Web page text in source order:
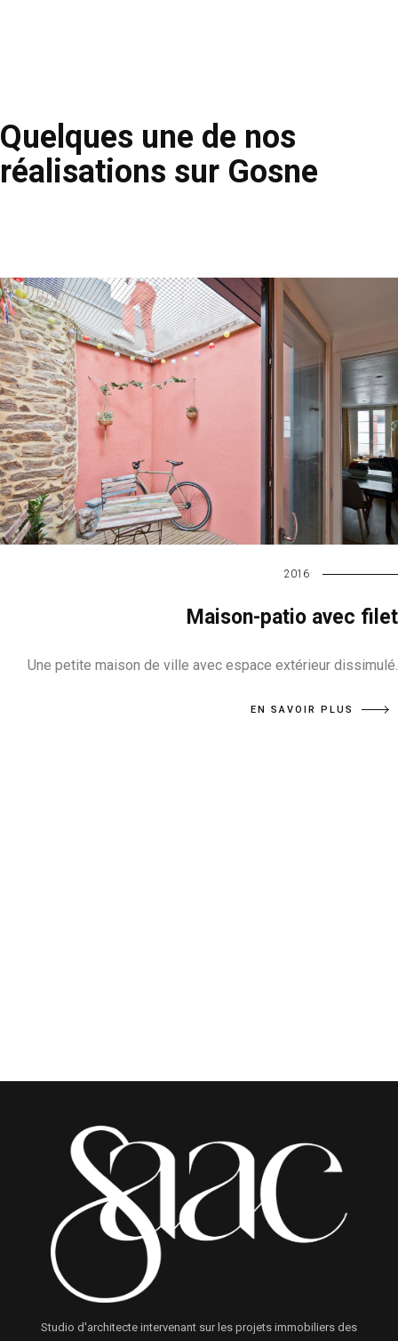
Quelques une de nos
réalisations sur Gosne
2016
Maison-patio avec filet
Une petite maison de ville avec espace extérieur dissimulé.
EN SAVOIR PLUS
Studio d'architecte intervenant sur les projets immobiliers des